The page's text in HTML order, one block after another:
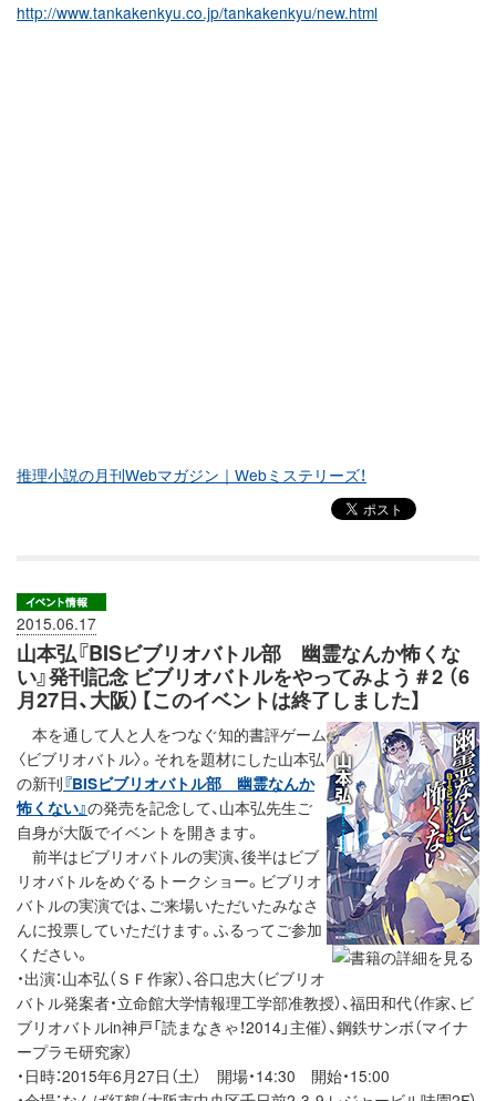
http://www.tankakenkyu.co.jp/tankakenkyu/new.html
推理小説の月刊Webマガジン｜Webミステリーズ！
2015.06.17
山本弘『BISビブリオバトル部 幽霊なんか怖くな
い』発刊記念 ビブリオバトルをやってみよう＃2 （6
月27日、大阪）【このイベントは終了しました】
本を通して人と人をつなぐ知的書評ゲーム
〈ビブリオバトル〉。それを題材にした山本弘
の新刊『BISビブリオバトル部 幽霊なんか
怖くない』の発売を記念して、山本弘先生ご
自身が大阪でイベントを開きます。
前半はビブリオバトルの実演、後半はビブ
リオバトルをめぐるトークショー。ビブリオ
バトルの実演では、ご来場いただいたみなさ
んに投票していただけます。ふるってご参加
ください。
・出演：山本弘（ＳＦ作家）、谷口忠大（ビブリオ
バトル発案者・立命館大学情報理工学部准教授）、福田和代（作家、ビ
ブリオバトルin神戸「読まなきゃ！2014」主催）、鋼鉄サンボ（マイナ
ープラモ研究家）
・日時：2015年6月27日（土） 開場・14:30 開始・15:00